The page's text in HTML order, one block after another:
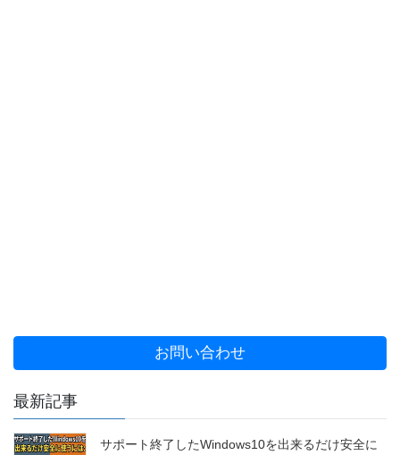
お問い合わせ
最新記事
サポート終了したWindows10を出来るだけ安全に